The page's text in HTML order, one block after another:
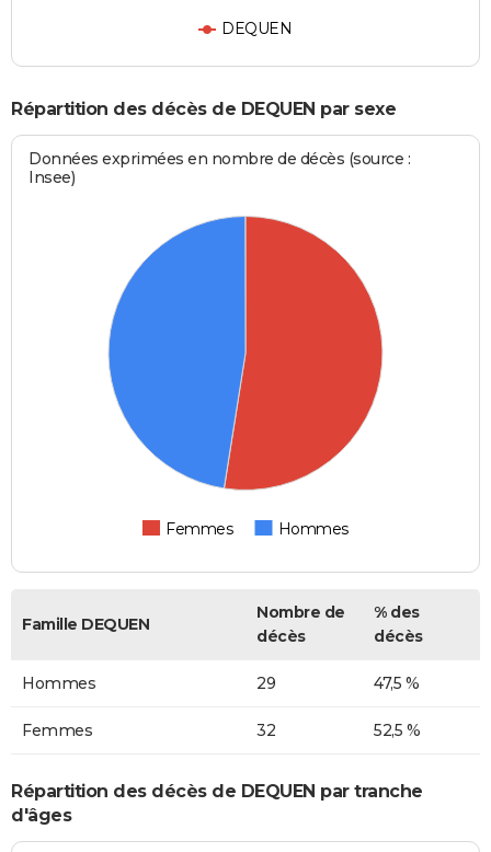
DEQUEN
Répartition des décès de DEQUEN par sexe
Données exprimées en nombre de décès (source :
Insee)
Femmes Hommes
Famille DEQUEN
Nombre de
décès
% des
décès
Hommes 29 47,5 %
Femmes 32 52,5 %
Répartition des décès de DEQUEN par tranche
d'âges